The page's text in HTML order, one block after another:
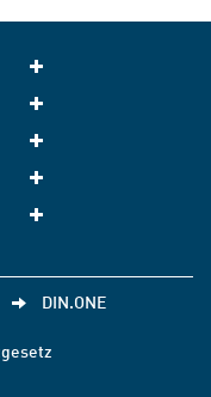
DIN.ONE